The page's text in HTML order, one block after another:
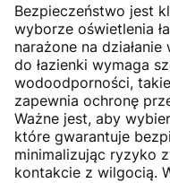
Bezpieczeństwo jest
wyborze oświetlenia
narażone na
do łazienki wymaga
wodoodporności,
zapewnia ochronę
Ważne jest, aby
które gwarantuje
minimalizując ryzyko
kontakcie z wilgocią.